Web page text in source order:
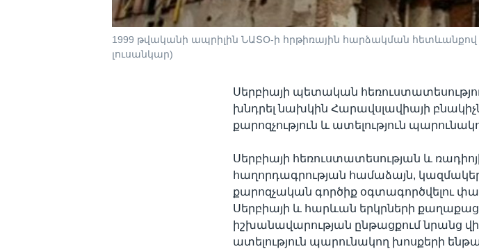
1999 թվականի ապրիլին ՆԱՏՕ-ի հրթիռային հարձակման
լուսանկար)
Սերբիայի պետական
խնդրել նախկին Հարավսլավիայի
քարոզչություն և ատելություն
Սերբիայի հեռուստատեսության և
հաղորդագրության համաձայն,
քարոզչական գործիք օգտագործվելու
Սերբիայի և հարևան երկրների
իշխանավարության ընթացքում նրանց
ատելություն պարունակող խոսքերի